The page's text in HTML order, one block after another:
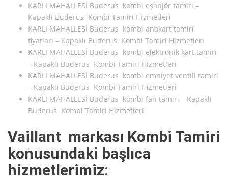
KARLI MAHALLESİ Buderus kombi eşanjör tamiri –
Kapaklı Buderus Kombi Tamiri Hizmetleri
KARLI MAHALLESİ Buderus kombi anakart tamiri
fiyatları – Kapaklı Buderus Kombi Tamiri Hizmetleri
KARLI MAHALLESİ Buderus kombi elektronik kart tamiri
– Kapaklı Buderus Kombi Tamiri Hizmetleri
KARLI MAHALLESİ Buderus kombi emniyet ventili tamiri
– Kapaklı Buderus Kombi Tamiri Hizmetleri
KARLI MAHALLESİ Buderus kombi fan tamiri – Kapaklı
Buderus Kombi Tamiri Hizmetleri
Vaillant markası Kombi Tamiri
konusundaki başlıca
hizmetlerimiz: